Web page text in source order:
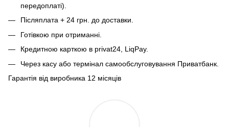
передоплаті).
Післяплата + 24 грн. до доставки.
Готівкою при отриманні.
Кредитною карткою в privat24, LiqPay.
Через касу або термінал самообслуговування Приватбанк.
Гарантія від виробника 12 місяців